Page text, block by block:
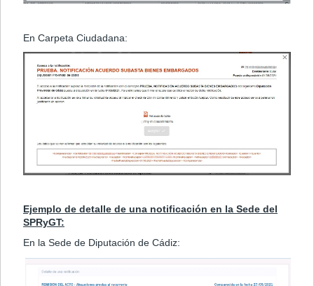
En Carpeta Ciudadana:
Ejemplo de detalle de una notificación en la Sede del
SPRyGT:
En la Sede de Diputación de Cádiz: